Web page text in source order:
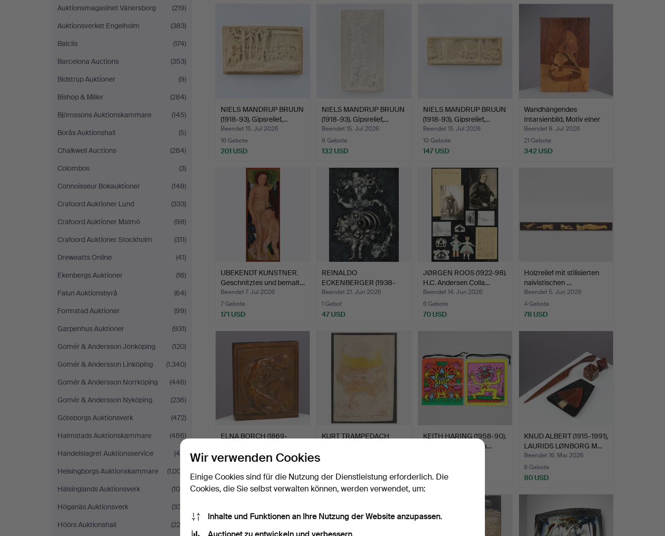
Auktionsmagasinet Vänersborg
(219)
Auktionsverket Engelholm
(383)
Balclis
(174)
Barcelona Auctions
(353)
Bidstrup Auktioner
(9)
Bishop & Miller
(284)
Björnssons Auktionskammare
(145)
Borås Auktionshall
(5)
Chalkwell Auctions
(284)
Colombos
(3)
Connoisseur Bokauktioner
(148)
Crafoord Auktioner Lund
(333)
Crafoord Auktioner Malmö
(98)
Crafoord Auktioner Stockholm
(311)
Dreweatts Online
(41)
Ekenbergs Auktioner
(16)
Falun Auktionsbyrå
(64)
Formstad Auktioner
(99)
Garpenhus Auktioner
(931)
Gomér & Andersson Jönköping
(120)
Gomér & Andersson Linköping
(1.340)
Gomér & Andersson Norrköping
(446)
Gomér & Andersson Nyköping
(236)
Göteborgs Auktionsverk
(472)
Halmstads Auktionskammare
(486)
Handelslagret Auktionsservice
(48)
Helsingborgs Auktionskammare
(1.007)
Hälsinglands Auktionsverk
(108)
Höganäs Auktionsverk
(337)
Höörs Auktionshall
(222)
NIELS MANDRUP BRUUN
(1918-93). Gipsrelief,…
Beendet 15. Jul 2026
16 Gebote
201 USD
NIELS MANDRUP BRUUN
(1918-93). Gipsrelief,…
Beendet 15. Jul 2026
8 Gebote
132 USD
NIELS MANDRUP BRUUN
(1918-93). Gipsrelief,…
Beendet 15. Jul 2026
10 Gebote
147 USD
Wandhängendes
Intarsienbild, Motiv einer
s…
Beendet 8. Jul 2026
21 Gebote
342 USD
UBEKENDT KUNSTNER.
Geschnitztes und bemalt…
Beendet 7. Jul 2026
7 Gebote
171 USD
REINALDO
ECKENBERGER (1938-
2017). Collage …
Beendet 21. Jun 2026
1 Gebot
47 USD
JØRGEN ROOS (1922-98).
H.C. Andersen Colla…
Beendet 14. Jun 2026
6 Gebote
70 USD
Holzrelief mit stilisierten
naivistischen …
Beendet 5. Jun 2026
4 Gebote
78 USD
ELNA BORCH (1869-
Beendet 3. Jun 2026
464 USD
KURT TRAMPEDACH
783 USD
KEITH HARING (1958-90).
NACH. Zwei Trageta…
55 USD
KNUD ALBERT (1915-1991),
LAURIDS LØNBORG M…
Beendet 16. Mai 2026
6 Gebote
80 USD
Wir verwenden Cookies
Einige Cookies sind für die Nutzung der Dienstleistung erforderlich. Die
Cookies, die Sie selbst verwalten können, werden verwendet, um:
Inhalte und Funktionen an Ihre Nutzung der Website anzupassen.